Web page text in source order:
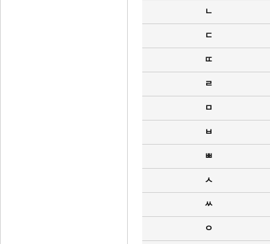
ㄴ
ㄷ
ㄸ
ㄹ
ㅁ
ㅂ
ㅃ
ㅅ
ㅆ
ㅇ